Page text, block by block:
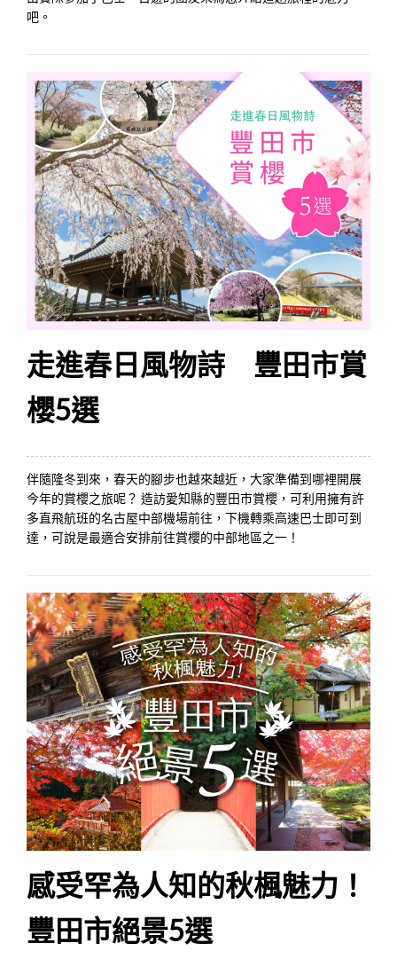
吧。
走進春日風物詩 豐田市賞
櫻5選
伴隨隆冬到來，春天的腳步也越來越近，大家準備到哪裡開展
今年的賞櫻之旅呢？ 造訪愛知縣的豐田市賞櫻，可利用擁有許
多直飛航班的名古屋中部機場前往，下機轉乘高速巴士即可到
達，可說是最適合安排前往賞櫻的中部地區之一！
感受罕為人知的秋楓魅力！
豐田市絕景5選